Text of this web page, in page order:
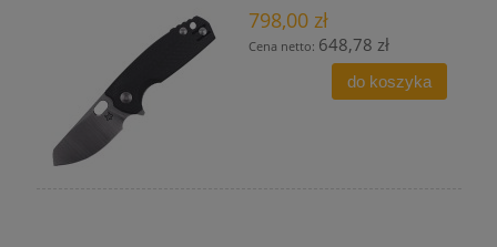
798,00 zł
Cena netto: 648,78 zł
do koszyka